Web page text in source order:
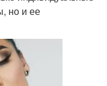
но и ее